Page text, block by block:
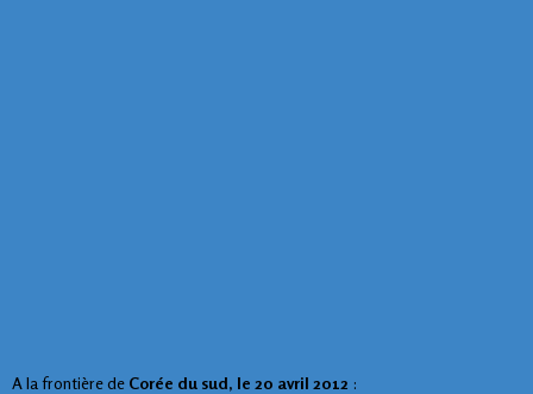
A la frontière de Corée du sud, le 20 avril 2012 :